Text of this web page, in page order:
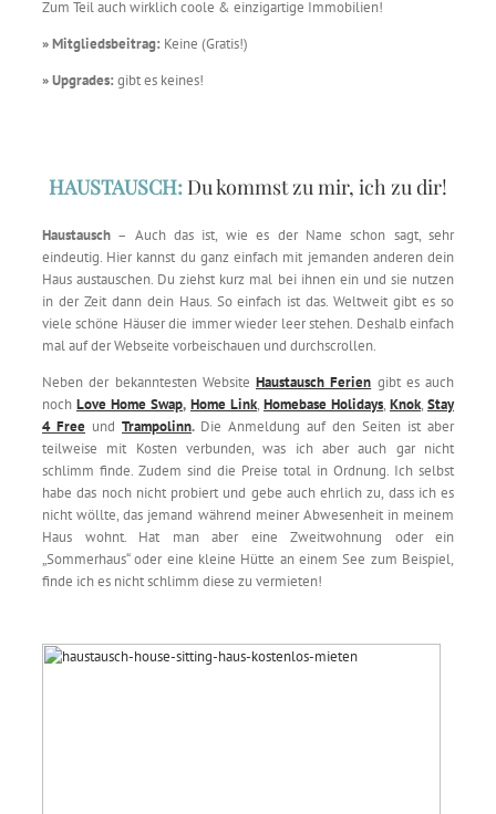
Zum Teil auch wirklich coole & einzigartige Immobilien!
» Mitgliedsbeitrag: Keine (Gratis!)
» Upgrades: gibt es keines!
HAUSTAUSCH: Du kommst zu mir, ich zu dir!
Haustausch – Auch das ist, wie es der Name schon sagt, sehr
eindeutig. Hier kannst du ganz einfach mit jemanden anderen dein
Haus austauschen. Du ziehst kurz mal bei ihnen ein und sie nutzen
in der Zeit dann dein Haus. So einfach ist das. Weltweit gibt es so
viele schöne Häuser die immer wieder leer stehen. Deshalb einfach
mal auf der Webseite vorbeischauen und durchscrollen.
Neben der bekanntesten Website Haustausch Ferien gibt es auch
noch Love Home Swap, Home Link, Homebase Holidays, Knok, Stay
4 Free und Trampolinn. Die Anmeldung auf den Seiten ist aber
teilweise mit Kosten verbunden, was ich aber auch gar nicht
schlimm finde. Zudem sind die Preise total in Ordnung. Ich selbst
habe das noch nicht probiert und gebe auch ehrlich zu, dass ich es
nicht wöllte, das jemand während meiner Abwesenheit in meinem
Haus wohnt. Hat man aber eine Zweitwohnung oder ein
„Sommerhaus“ oder eine kleine Hütte an einem See zum Beispiel,
finde ich es nicht schlimm diese zu vermieten!